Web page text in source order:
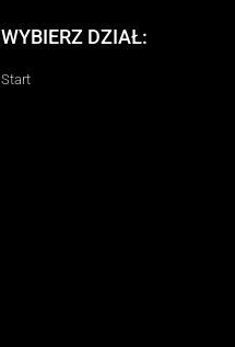
WYBIERZ DZIAŁ:
Start